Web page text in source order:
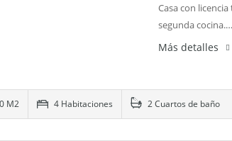
Casa con
segunda cocina.…
Más detalles
M2 4 Habitaciones 2 Cuartos de baño